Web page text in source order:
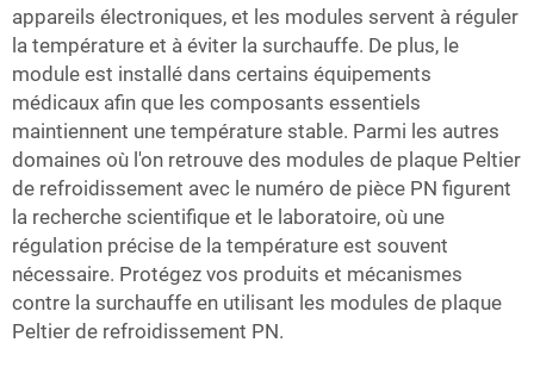
appareils électroniques, et les modules servent à réguler
la température et à éviter la surchauffe. De plus, le
module est installé dans certains équipements
médicaux afin que les composants essentiels
maintiennent une température stable. Parmi les autres
domaines où l'on retrouve des modules de plaque Peltier
de refroidissement avec le numéro de pièce PN figurent
la recherche scientifique et le laboratoire, où une
régulation précise de la température est souvent
nécessaire. Protégez vos produits et mécanismes
contre la surchauffe en utilisant les modules de plaque
Peltier de refroidissement PN.